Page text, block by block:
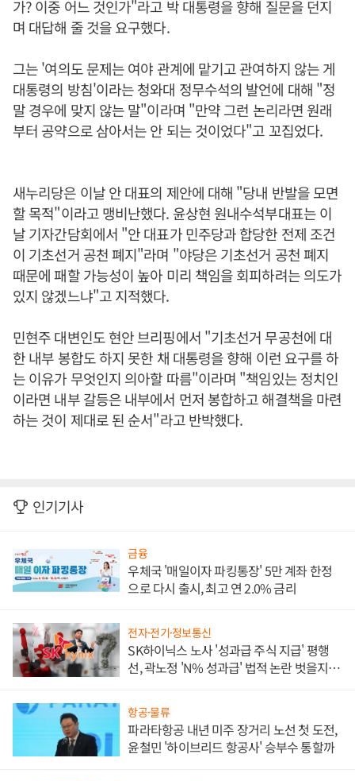
가? 이중 어느 것인가"라고 박 대통령을 향해 질문을 던지
며 대답해 줄 것을 요구했다.
그는 '여의도 문제는 여야 관계에 맡기고 관여하지 않는 게
대통령의 방침'이라는 청와대 정무수석의 발언에 대해 "정
말 경우에 맞지 않는 말"이라며 "만약 그런 논리라면 원래
부터 공약으로 삼아서는 안 되는 것이었다"고 꼬집었다.
새누리당은 이날 안 대표의 제안에 대해 "당내 반발을 모면
할 목적"이라고 맹비난했다. 윤상현 원내수석부대표는 이
날 기자간담회에서 "안 대표가 민주당과 합당한 전제 조건
이 기초선거 공천 폐지"라며 "야당은 기초선거 공천 폐지
때문에 패할 가능성이 높아 미리 책임을 회피하려는 의도가
있지 않겠느냐"고 지적했다.
민현주 대변인도 현안 브리핑에서 "기초선거 무공천에 대
한 내부 봉합도 하지 못한 채 대통령을 향해 이런 요구를 하
는 이유가 무엇인지 의아할 따름"이라며 "책임있는 정치인
이라면 내부 갈등은 내부에서 먼저 봉합하고 해결책을 마련
하는 것이 제대로 된 순서"라고 반박했다.
인기기사
금융
우체국 '매일이자 파킹통장' 5만 계좌 한정
으로 다시 출시, 최고 연 2.0% 금리
전자·전기·정보통신
SK하이닉스 노사 '성과급 주식 지급' 평행
선, 곽노정 'N% 성과급' 법적 논란 벗을지 주
항공·물류
파라타항공 내년 미주 장거리 노선 첫 도전,
윤철민 '하이브리드 항공사' 승부수 통할까